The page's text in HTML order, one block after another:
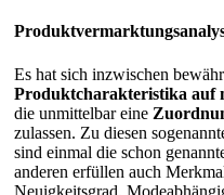
Es hat sich inzwischen
Produktcharakteristika auf
die unmittelbar eine
zulassen. Zu diesen
sind einmal die schon
anderen erfüllen auch
Neuigkeitsgrad,